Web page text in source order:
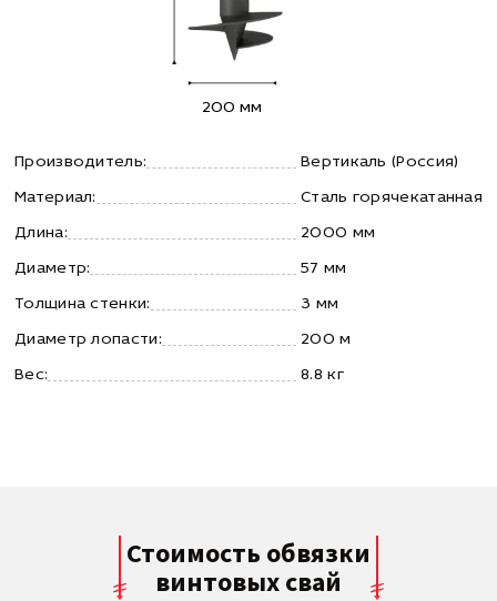
200 мм
Производитель: Вертикаль (Россия)
Материал: Сталь горячекатанная
Длина: 2000 мм
Диаметр: 57 мм
Толщина стенки: 3 мм
Диаметр лопасти: 200 м
Вес: 8.8 кг
Стоимость обвязки
винтовых свай